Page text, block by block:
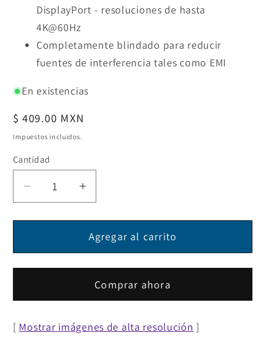
DisplayPort - resoluciones de hasta
4K@60Hz
Completamente blindado para reducir
fuentes de interferencia tales como EMI
En existencias
Precio
habitual
$ 409.00 MXN
Impuestos incluidos.
Cantidad
Reducir
para
Mini
DisplayPort
Monitor
Aumentar
para
Cable
Mini
DisplayPort
para
Monitor
Agregar al carrito
Comprar ahora
[ Mostrar imágenes de alta resolución ]